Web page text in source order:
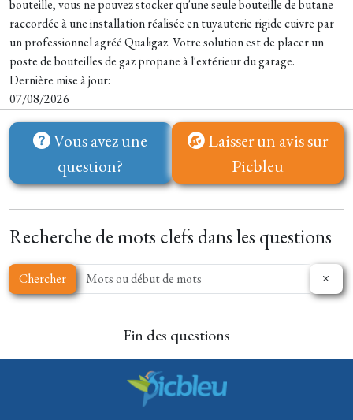
bouteille, vous ne pouvez stocker qu'une seule bouteille de butane
raccordée à une installation réalisée en tuyauterie rigide cuivre par
un professionnel agréé Qualigaz. Votre solution est de placer un
poste de bouteilles de gaz propane à l'extérieur du garage.
Dernière mise à jour:
07/08/2026
Vous avez une
question?
Laisser un avis sur
Picbleu
Recherche de mots clefs dans les questions
Chercher
Fin des questions